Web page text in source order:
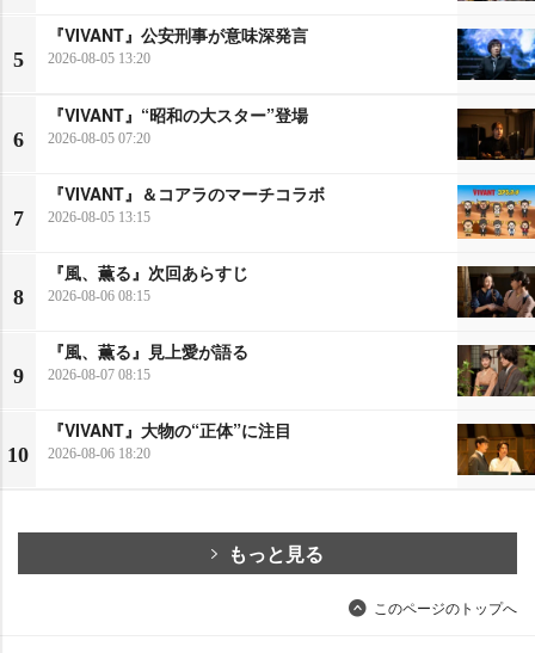
5
『VIVANT』公安刑事が意味深発言
2026-08-05 13:20
6
『VIVANT』“昭和の大スター”登場
2026-08-05 07:20
7
『VIVANT』＆コアラのマーチコラボ
2026-08-05 13:15
8
『風、薫る』次回あらすじ
2026-08-06 08:15
9
『風、薫る』見上愛が語る
2026-08-07 08:15
10
『VIVANT』大物の“正体”に注目
2026-08-06 18:20
もっと見る
このページのトップへ